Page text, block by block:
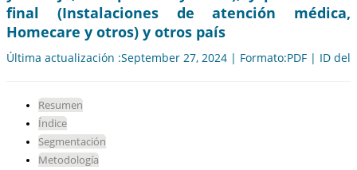
final (Instalaciones de atención médica,
Homecare y otros) y otros país
Última actualización :September 27, 2024 | Formato:PDF | ID del
Resumen
Índice
Segmentación
Metodología